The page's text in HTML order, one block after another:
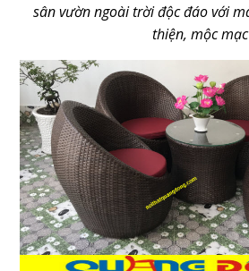
sân vườn ngoài trời độc đáo với
thiện, mộc mạc